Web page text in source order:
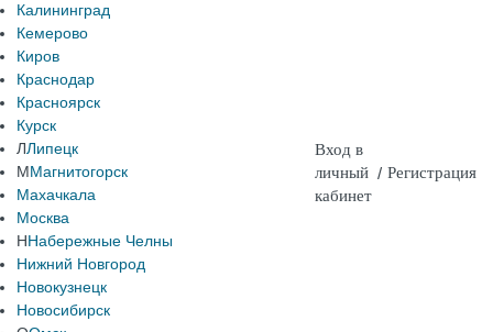
Калининград
Кемерово
Киров
Краснодар
Красноярск
Курск
ЛЛипецк
ММагнитогорск
Махачкала
Москва
ННабережные Челны
Нижний Новгород
Новокузнецк
Новосибирск
Вход в
личный
кабинет
/ Регистрация